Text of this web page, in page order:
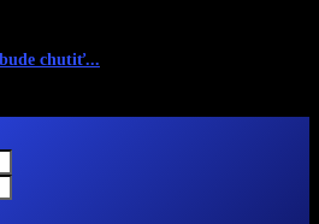
chutiť...